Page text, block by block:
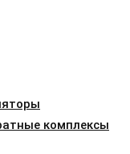
комплексы